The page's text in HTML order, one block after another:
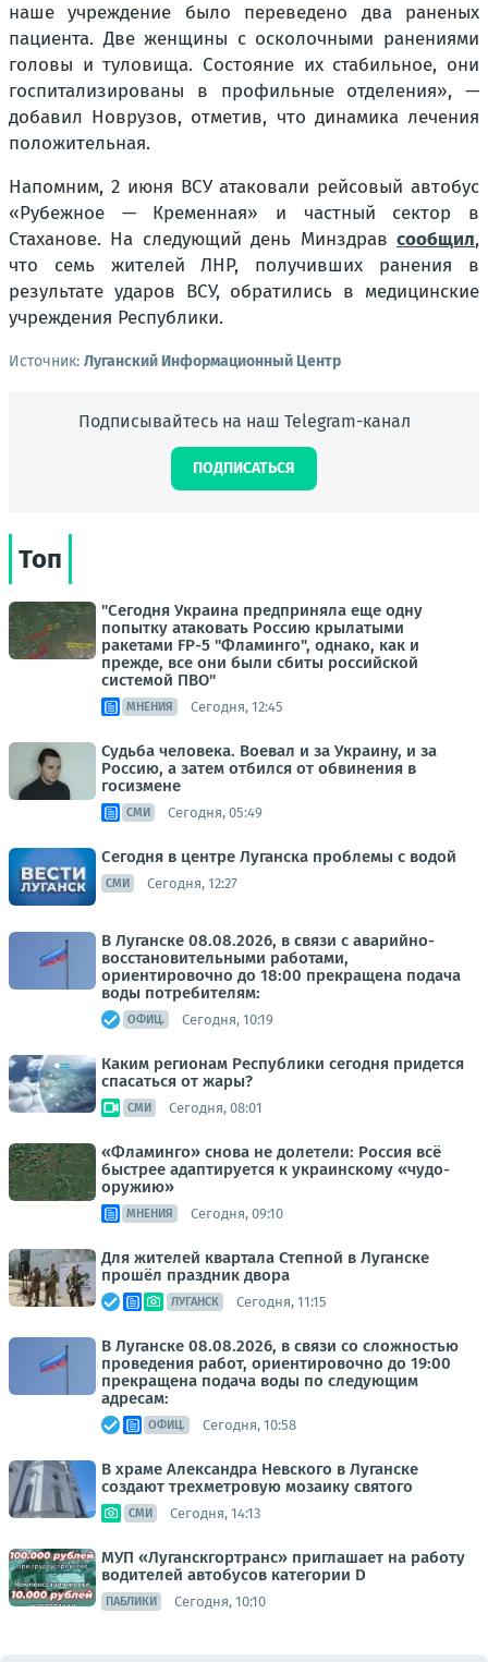
наше учреждение было переведено два раненых
пациента. Две женщины с осколочными ранениями
головы и туловища. Состояние их стабильное, они
госпитализированы в профильные отделения», —
добавил Новрузов, отметив, что динамика лечения
положительная.
Напомним, 2 июня ВСУ атаковали рейсовый автобус
«Рубежное — Кременная» и частный сектор в
Стаханове. На следующий день Минздрав сообщил,
что семь жителей ЛНР, получивших ранения в
результате ударов ВСУ, обратились в медицинские
учреждения Республики.
Источник: Луганский Информационный Центр
Подписывайтесь на наш Telegram-канал
ПОДПИСАТЬСЯ
Топ
"Сегодня Украина предприняла еще одну
попытку атаковать Россию крылатыми
ракетами FP-5 "Фламинго", однако, как и
прежде, все они были сбиты российской
системой ПВО"
МНЕНИЯ Сегодня, 12:45
Судьба человека. Воевал и за Украину, и за
Россию, а затем отбился от обвинения в
госизмене
СМИ Сегодня, 05:49
Сегодня в центре Луганска проблемы с водой
СМИ Сегодня, 12:27
В Луганске 08.08.2026, в связи с аварийно-
восстановительными работами,
ориентировочно до 18:00 прекращена подача
воды потребителям:
ОФИЦ. Сегодня, 10:19
Каким регионам Республики сегодня придется
спасаться от жары?
СМИ Сегодня, 08:01
«Фламинго» снова не долетели: Россия всё
быстрее адаптируется к украинскому «чудо-
оружию»
МНЕНИЯ Сегодня, 09:10
Для жителей квартала Степной в Луганске
прошёл праздник двора
ЛУГАНСК Сегодня, 11:15
В Луганске 08.08.2026, в связи со сложностью
проведения работ, ориентировочно до 19:00
прекращена подача воды по следующим
адресам:
ОФИЦ. Сегодня, 10:58
В храме Александра Невского в Луганске
создают трехметровую мозаику святого
СМИ Сегодня, 14:13
МУП «Луганскгортранс» приглашает на работу
водителей автобусов категории D
ПАБЛИКИ Сегодня, 10:10